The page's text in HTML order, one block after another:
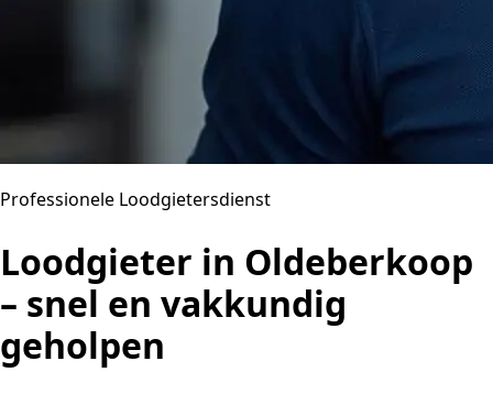
Professionele Loodgietersdienst
Loodgieter in Oldeberkoop
– snel en vakkundig
geholpen